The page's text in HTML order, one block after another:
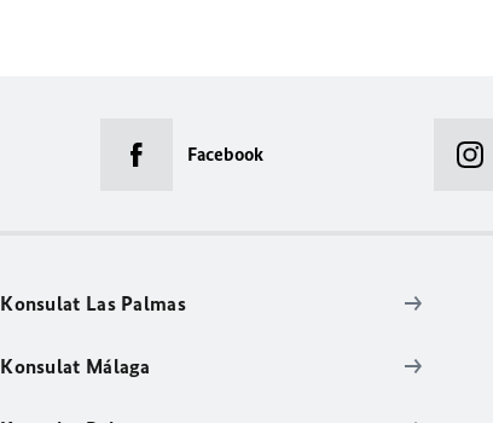
Facebook
Konsulat Las Palmas
Konsulat Málaga